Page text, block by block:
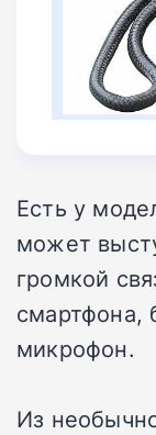
Есть у
может
громкой
смартфона,
микрофон.
Из